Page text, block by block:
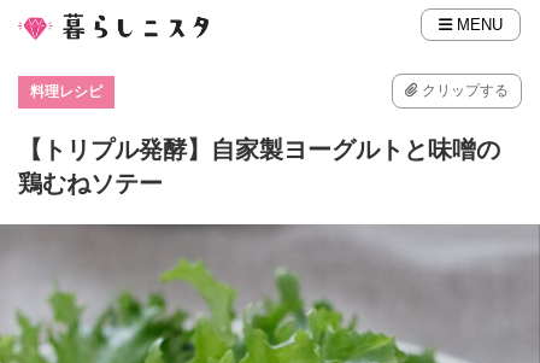
MENU
料理レシピ クリップする
【トリプル発酵】自家製ヨーグルトと味噌の
鶏むねソテー